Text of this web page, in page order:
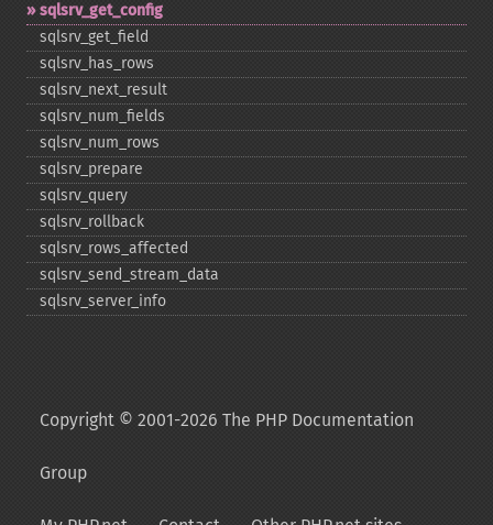
sqlsrv_​get_​config
sqlsrv_​get_​field
sqlsrv_​has_​rows
sqlsrv_​next_​result
sqlsrv_​num_​fields
sqlsrv_​num_​rows
sqlsrv_​prepare
sqlsrv_​query
sqlsrv_​rollback
sqlsrv_​rows_​affected
sqlsrv_​send_​stream_​data
sqlsrv_​server_​info
Copyright © 2001-2026 The PHP Documentation
Group